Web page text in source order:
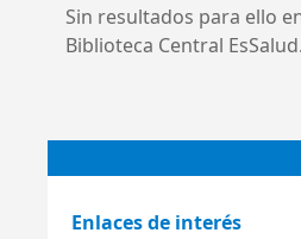
Sin resultados para ello
Biblioteca Central EsSalud.
Enlaces de interés